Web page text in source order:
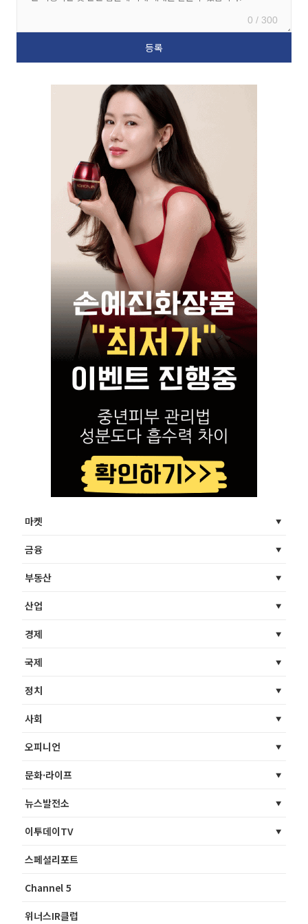
0 / 300
마켓
금융
부동산
산업
경제
국제
정치
사회
오피니언
문화·라이프
뉴스발전소
이투데이TV
스페셜리포트
Channel 5
위너스IR클럽